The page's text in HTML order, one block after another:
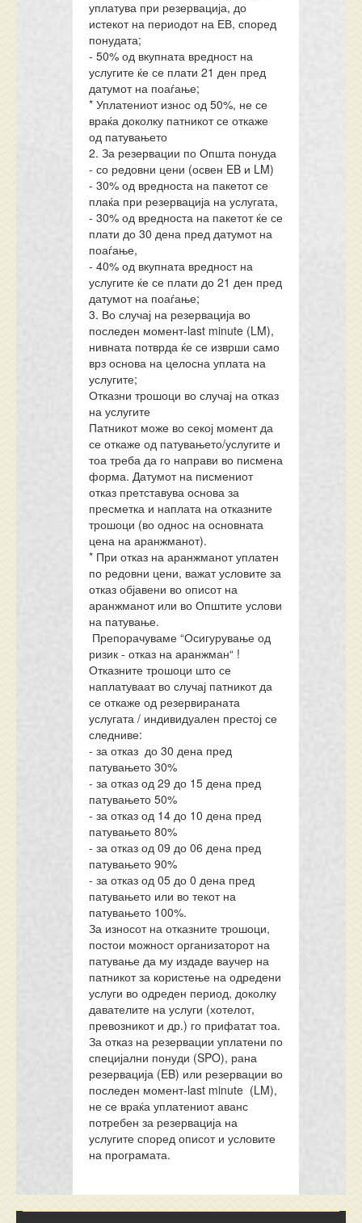
уплатува при резервација, до
истекот на периодот на ЕВ, според
понудата;
- 50% од вкупната вредност на
услугите ќе се плати 21 ден пред
датумот на поаѓање;
* Уплатениот износ од 50%, не се
враќа доколку патникот се откаже
од патувањето
2. За резервации по Општа понуда
- со редовни цени (освен EB и LM)
- 30% од вредноста на пакетот се
плаќа при резервација на услугата,
- 30% од вредноста на пакетот ќе се
плати до 30 дена пред датумот на
поаѓање,
- 40% од вкупната вредност на
услугите ќе се плати до 21 ден пред
датумот на поаѓање;
3. Во случај на резервација во
последен момент-last minute (LM),
нивната потврда ќе се изврши само
врз основа на целосна уплата на
услугите;
Отказни трошоци во случај на отказ
на услугите
Патникот може во секој момент да
се откаже од патувањето/услугите и
тоа треба да го направи во писмена
форма. Датумот на писмениот
отказ претставува основа за
пресметка и наплата на отказните
трошоци (во однос на основната
цена на аранжманот).
* При отказ на аранжманот уплатен
по редовни цени, важат условите за
отказ објавени во описот на
аранжманот или во Општите услови
на патување.
Препорачуваме “Осигурување од
ризик - отказ на аранжман“ !
Отказните трошоци што се
наплатуваат во случај патникот да
се откаже од резервираната
услугата / индивидуален престој се
следниве:
- за отказ до 30 дена пред
патувањето 30%
- за отказ од 29 до 15 дена пред
патувањето 50%
- за отказ од 14 до 10 дена пред
патувањето 80%
- за отказ од 09 до 06 дена пред
патувањето 90%
- за отказ од 05 до 0 дена пред
патувањето или во текот на
патувањето 100%.
За износот на отказните трошоци,
постои можност организаторот на
патување да му издаде ваучер на
патникот за користење на одредени
услуги во одреден период, доколку
давателите на услуги (хотелот,
превозникот и др.) го прифатат тоа.
За отказ на резервации уплатени по
специјални понуди (SPO), рана
резервација (EB) или резервации во
последен момент-last minute (LM),
не се враќа уплатениот аванс
потребен за резервација на
услугите според описот и условите
на програмата.